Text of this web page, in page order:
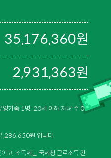
35,176,360원
2,931,363원
양가족 1명, 20세 이하 자녀 수 0
286,650원 입니다.
고, 소득세는 국세청 근로소득 간